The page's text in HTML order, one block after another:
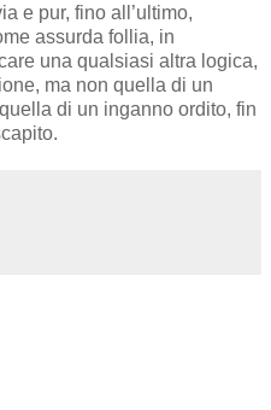
e pur, fino all’ultimo,
assurda follia, in
una qualsiasi altra logica,
ma non quella di un
di un inganno ordito, fin